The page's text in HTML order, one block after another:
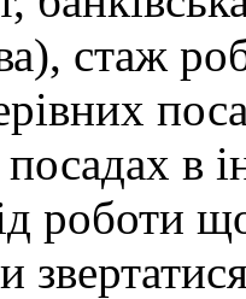
стаж
посадах в
роботи